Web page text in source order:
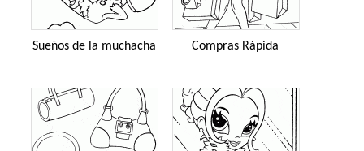
Sueños de la muchacha Compras Rápida